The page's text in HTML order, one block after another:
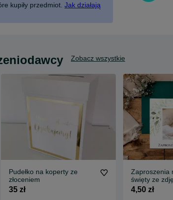
kupiły przedmiot. Jak działają
Zobacz wszystkie
Pudełko na koperty ze
złoceniem
35 zł
Zaproszenia
święty ze
4,50 zł